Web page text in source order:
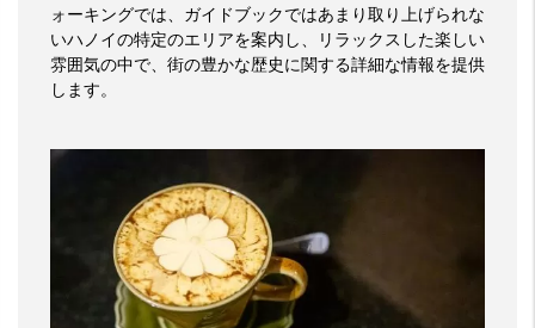
ォーキングでは、ガイドブックではあまり取り上げられな
いハノイの特定のエリアを案内し、リラックスした楽しい
雰囲気の中で、街の豊かな歴史に関する詳細な情報を提供
します。